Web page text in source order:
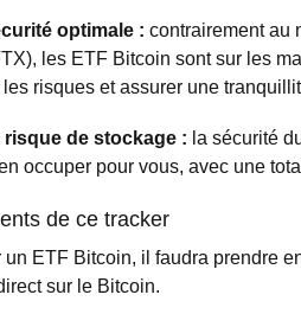
optimale : contrairement au
les ETF Bitcoin sont sur les
risques et assurer une
risque de stockage : la sécurité
occuper pour vous, avec une
de ce tracker
un ETF Bitcoin, il faudra prendre
sur le Bitcoin.